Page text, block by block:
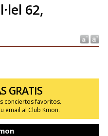
62,
GRATIS
conciertos favoritos.
email al Club Kmon.